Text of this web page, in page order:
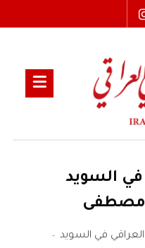
السويد
مصطفى
في السويد